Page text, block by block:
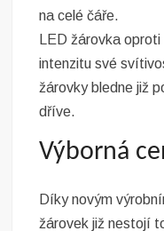
na celé čáře.
LED žárovka oproti
intenzitu své
žárovky bledne již
dříve.
Výborná
Díky novým
žárovek již nestojí